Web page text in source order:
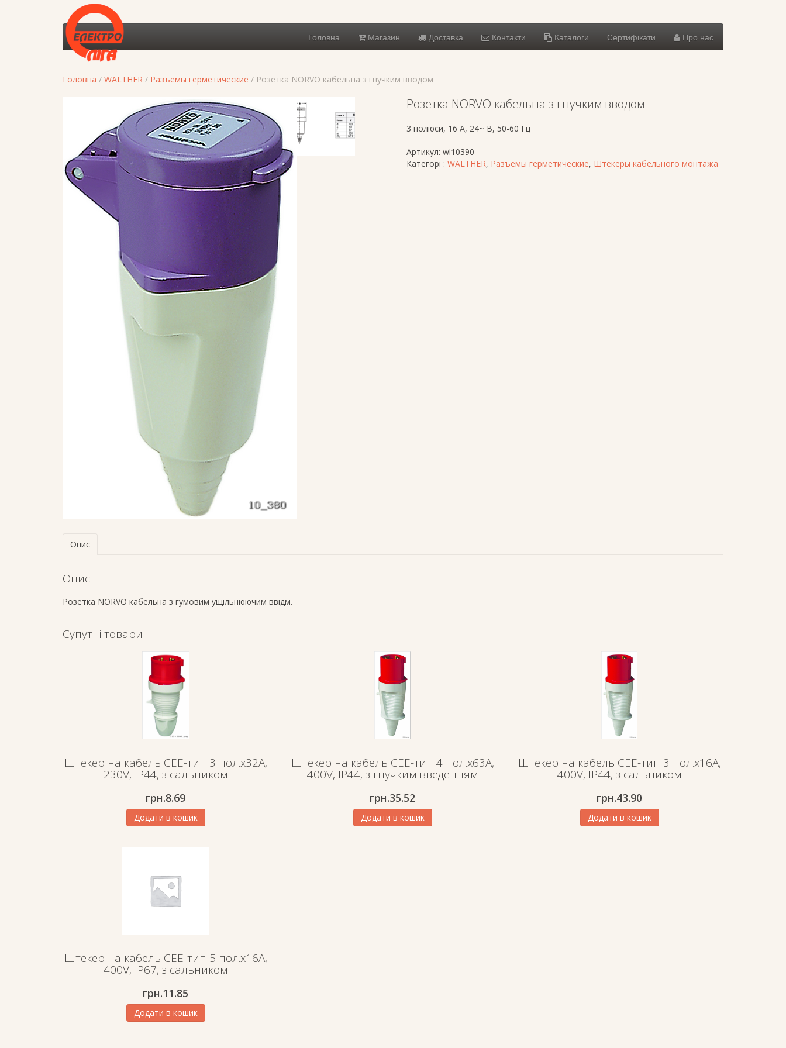
Головна Магазин Доставка Контакти Каталоги Сертифікати Про нас
Головна / WALTHER / Разъемы герметические / Розетка NORVO кабельна з гнучким вводом
Розетка NORVO кабельна з гнучким вводом
3 полюси, 16 A, 24~ В, 50-60 Гц
Артикул: wl10390
Категорії: WALTHER, Разъемы герметические, Штекеры кабельного монтажа
Опис
Опис
Розетка NORVO кабельна з гумовим ущільнюючим ввідм.
Супутні товари
Штекер на кабель СЕЕ-тип 3 пол.х32А,
230V, IP44, з сальником
грн.8.69
Додати в кошик
Штекер на кабель СЕЕ-тип 4 пол.х63А,
400V, IP44, з гнучким введенням
грн.35.52
Додати в кошик
Штекер на кабель СЕЕ-тип 3 пол.х16А,
400V, IP44, з сальником
грн.43.90
Додати в кошик
Штекер на кабель СЕЕ-тип 5 пол.х16А,
400V, IP67, з сальником
грн.11.85
Додати в кошик